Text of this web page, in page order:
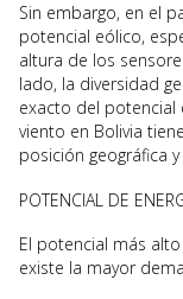
Sin embargo, en el
potencial eólico,
altura de los
lado, la diversidad
exacto del potencial
viento en Bolivia
posición geográfica
POTENCIAL DE
El potencial más
existe la mayor